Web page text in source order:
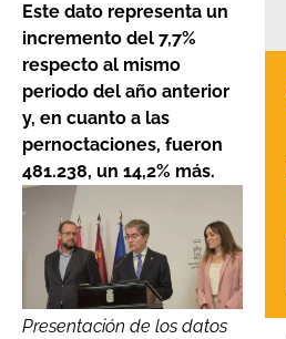
Este dato representa un
incremento del 7,7%
respecto al mismo
periodo del año anterior
y, en cuanto a las
pernoctaciones, fueron
481.238, un 14,2% más.
Presentación de los datos